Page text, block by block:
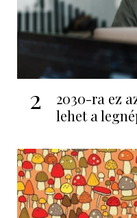
2
2030-ra ez
lehet a